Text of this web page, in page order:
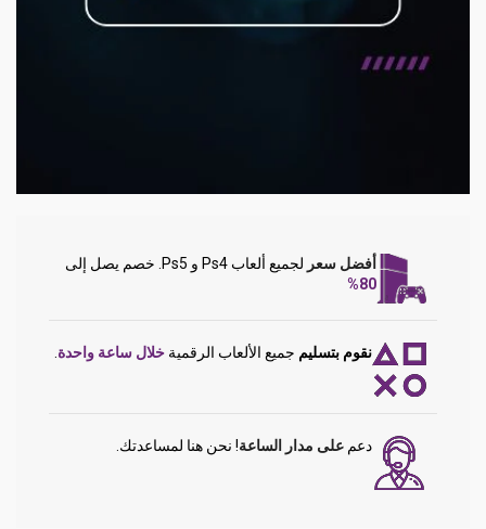
أفضل سعر لجميع ألعاب Ps4 و Ps5. خصم يصل إلى
80%
نقوم بتسليم جميع الألعاب الرقمية خلال ساعة واحدة.
دعم على مدار الساعة! نحن هنا لمساعدتك.